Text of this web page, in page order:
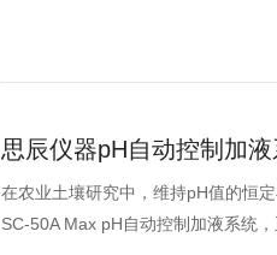
思辰仪器pH自动控制加
在农业土壤研究中，维持pH值的恒
SC-50A Max pH自动控制加液系统